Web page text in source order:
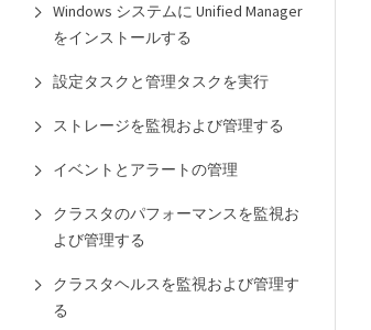
Windows システムに Unified Manager
をインストールする
設定タスクと管理タスクを実行
ストレージを監視および管理する
イベントとアラートの管理
クラスタのパフォーマンスを監視お
よび管理する
クラスタヘルスを監視および管理す
る